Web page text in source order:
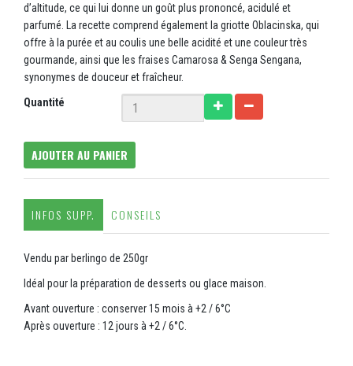
d’altitude, ce qui lui donne un goût plus prononcé, acidulé et
parfumé. La recette comprend également la griotte Oblacinska, qui
offre à la purée et au coulis une belle acidité et une couleur très
gourmande, ainsi que les fraises Camarosa & Senga Sengana,
synonymes de douceur et fraîcheur.
Quantité
AJOUTER AU PANIER
INFOS SUPP. CONSEILS
Vendu par berlingo de 250gr
Idéal pour la préparation de desserts ou glace maison.
Avant ouverture : conserver 15 mois à +2 / 6°C
Après ouverture : 12 jours à +2 / 6°C.